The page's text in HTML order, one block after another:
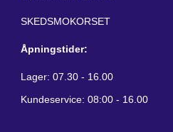
SKEDSMOKORSET
Åpningstider:
Lager: 07.30 - 16.00
Kundeservice: 08:00 - 16.00